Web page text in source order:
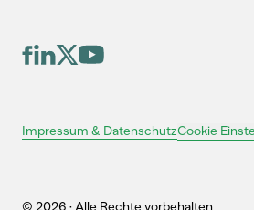
Impressum & DatenschutzCookie
© 2026 · Alle Rechte vorbehalten